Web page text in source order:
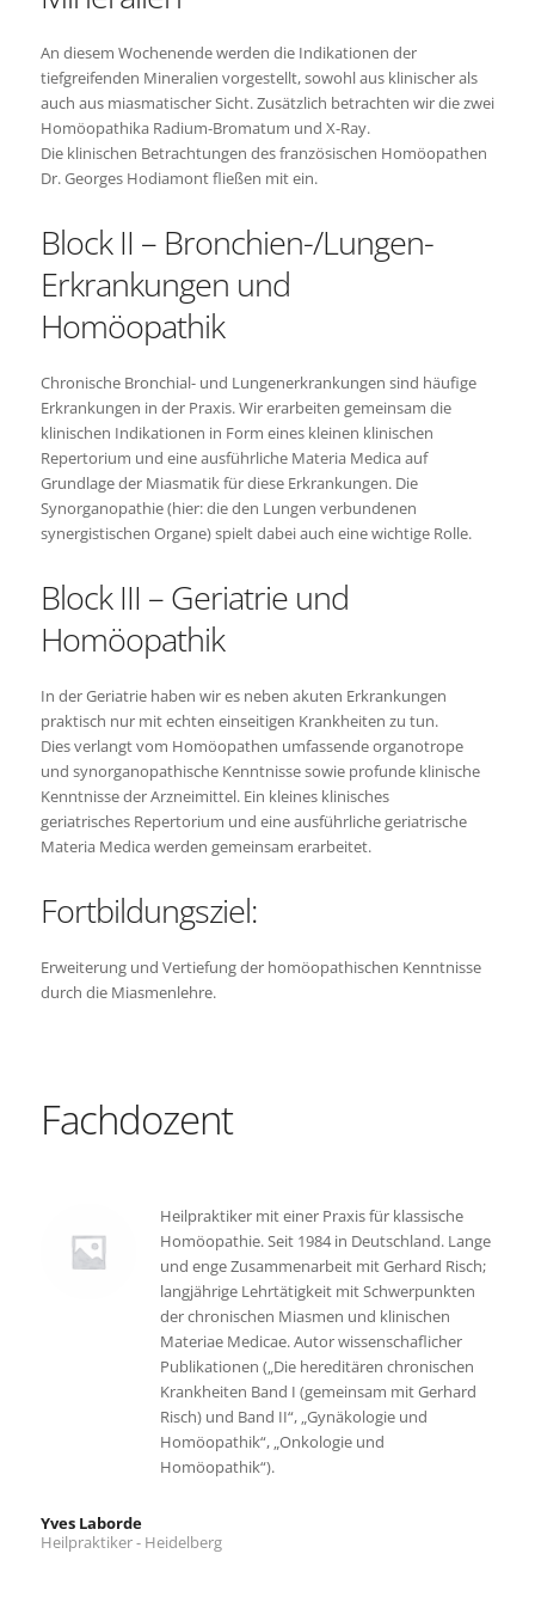
An diesem Wochenende werden die Indikationen der
tiefgreifenden Mineralien vorgestellt, sowohl aus klinischer als
auch aus miasmatischer Sicht. Zusätzlich betrachten wir die zwei
Homöopathika Radium-Bromatum und X-Ray.
Die klinischen Betrachtungen des französischen Homöopathen
Dr. Georges Hodiamont fließen mit ein.
Block II – Bronchien-/Lungen-
Erkrankungen und
Homöopathik
Chronische Bronchial- und Lungenerkrankungen sind häufige
Erkrankungen in der Praxis. Wir erarbeiten gemeinsam die
klinischen Indikationen in Form eines kleinen klinischen
Repertorium und eine ausführliche Materia Medica auf
Grundlage der Miasmatik für diese Erkrankungen. Die
Synorganopathie (hier: die den Lungen verbundenen
synergistischen Organe) spielt dabei auch eine wichtige Rolle.
Block III – Geriatrie und
Homöopathik
In der Geriatrie haben wir es neben akuten Erkrankungen
praktisch nur mit echten einseitigen Krankheiten zu tun.
Dies verlangt vom Homöopathen umfassende organotrope
und synorganopathische Kenntnisse sowie profunde klinische
Kenntnisse der Arzneimittel. Ein kleines klinisches
geriatrisches Repertorium und eine ausführliche geriatrische
Materia Medica werden gemeinsam erarbeitet.
Fortbildungsziel:
Erweiterung und Vertiefung der homöopathischen Kenntnisse
durch die Miasmenlehre.
Fachdozent
Heilpraktiker mit einer Praxis für klassische
Homöopathie. Seit 1984 in Deutschland. Lange
und enge Zusammenarbeit mit Gerhard Risch;
langjährige Lehrtätigkeit mit Schwerpunkten
der chronischen Miasmen und klinischen
Materiae Medicae. Autor wissenschaflicher
Publikationen („Die hereditären chronischen
Krankheiten Band I (gemeinsam mit Gerhard
Risch) und Band II“, „Gynäkologie und
Homöopathik“, „Onkologie und
Homöopathik“).
Yves Laborde
Heilpraktiker - Heidelberg